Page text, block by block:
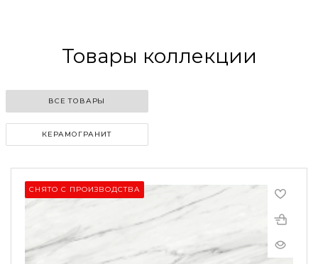
Товары коллекции
ВСЕ ТОВАРЫ
КЕРАМОГРАНИТ
СНЯТО С ПРОИЗВОДСТВА